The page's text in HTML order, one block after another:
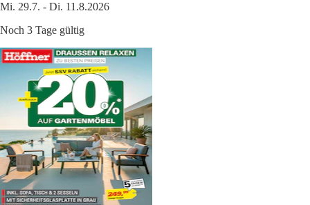
Mi. 29.7. - Di. 11.8.2026
Noch 3 Tage gültig